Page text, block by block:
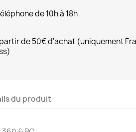
de 10h à 18h
de 50€ d'achat (uniquement
du produit